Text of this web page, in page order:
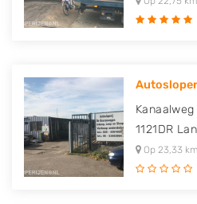
Kanaalweg
1121DR
Op 23,33